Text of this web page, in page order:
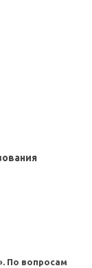
По вопросам